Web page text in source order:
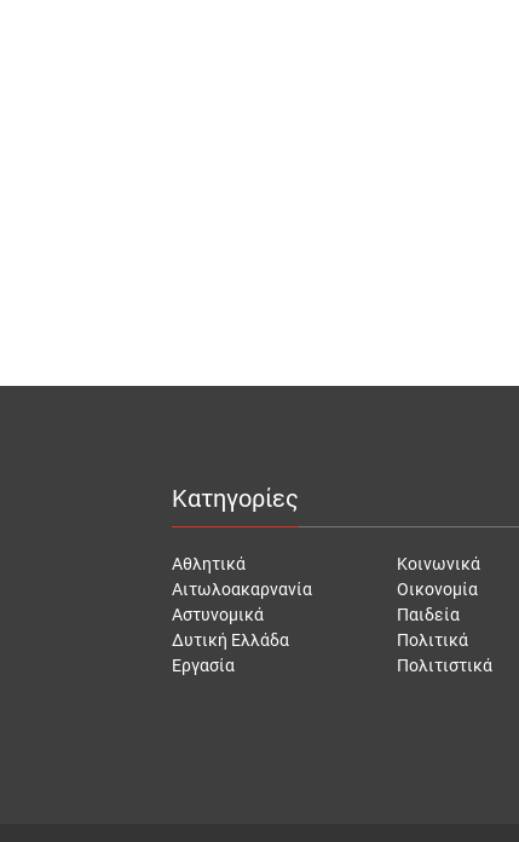
Κατηγορίες
Αθλητικά
Αιτωλοακαρνανία
Αστυνομικά
Δυτική Ελλάδα
Εργασία
Κοινωνικά
Οικονομία
Παιδεία
Πολιτικά
Πολιτιστικά